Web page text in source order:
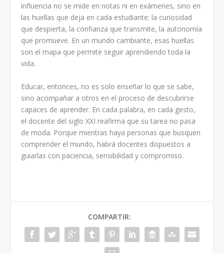
influencia no se mide en notas ni en exámenes, sino en
las huellas que deja en cada estudiante: la curiosidad
que despierta, la confianza que transmite, la autonomía
que promueve. En un mundo cambiante, esas huellas
son el mapa que permite seguir aprendiendo toda la
vida.
Educar, entonces, no es solo enseñar lo que se sabe,
sino acompañar a otros en el proceso de descubrirse
capaces de aprender. En cada palabra, en cada gesto,
el docente del siglo XXI reafirma que su tarea no pasa
de moda. Porque mientras haya personas que busquen
comprender el mundo, habrá docentes dispuestos a
guiarlas con paciencia, sensibilidad y compromiso.
COMPARTIR: